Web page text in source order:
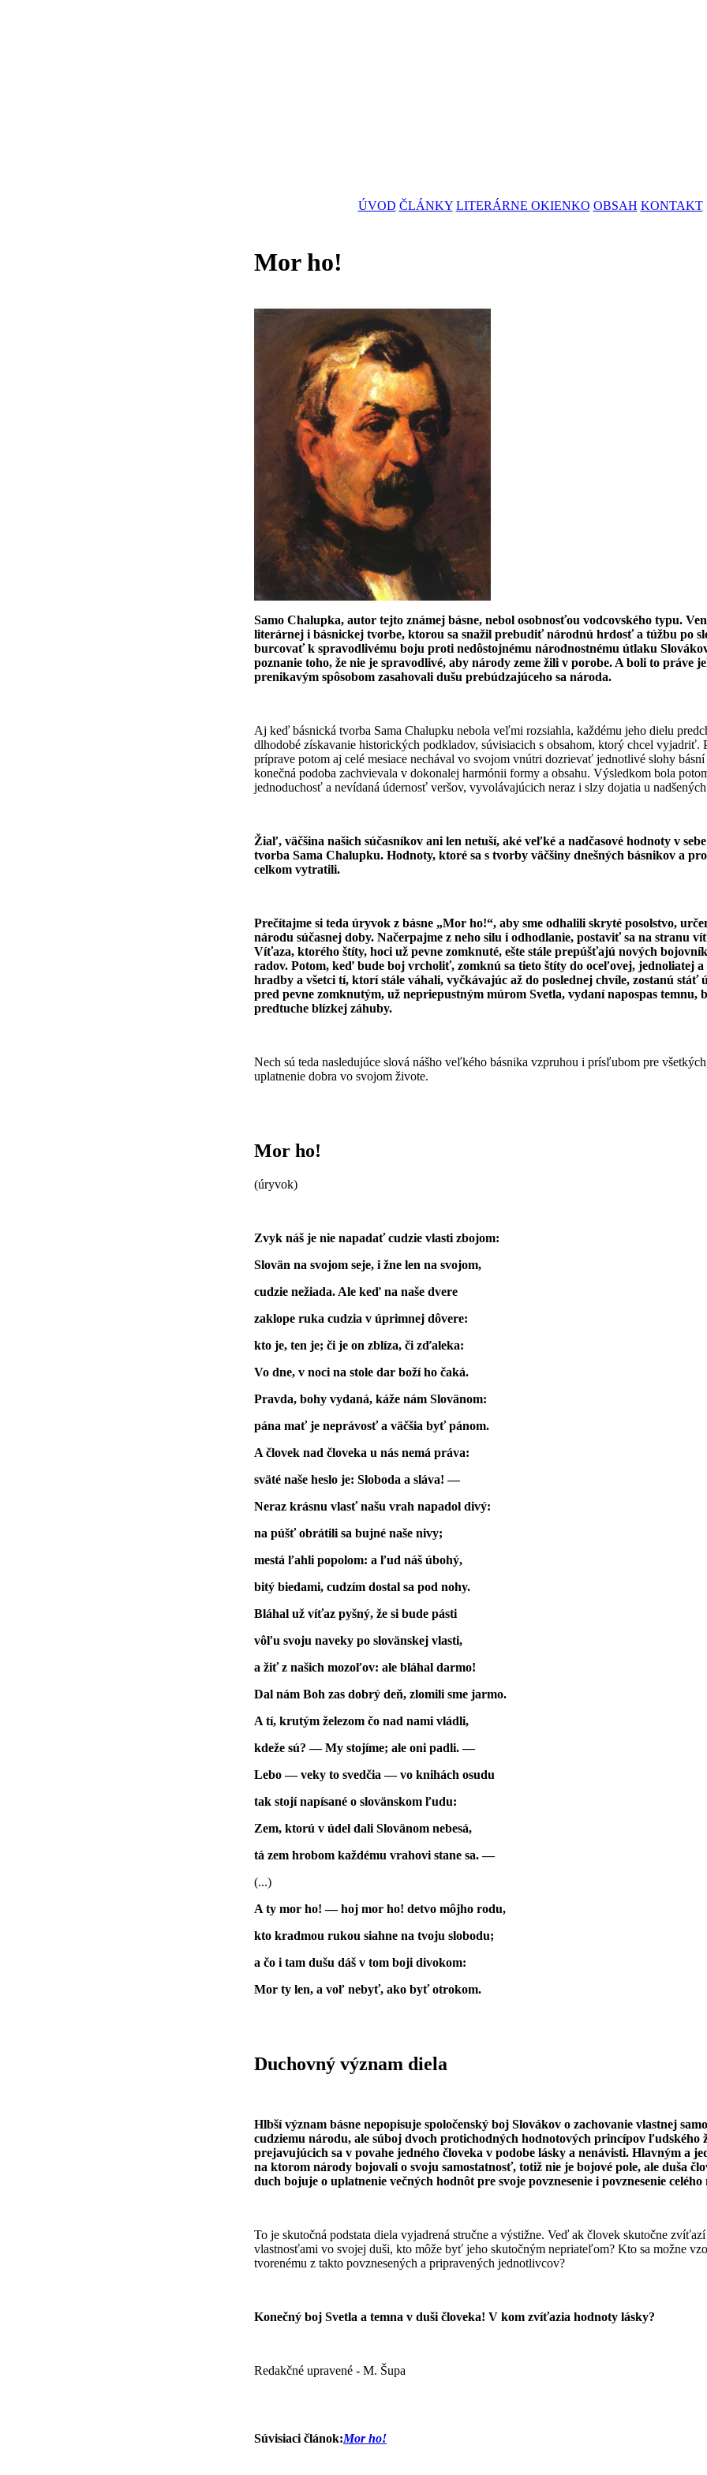
ÚVOD ČLÁNKY LITERÁRNE OKIENKO OBSAH KONTAKT
Mor ho!
Samo Chalupka, autor tejto známej básne, nebol osobnosťou vodcovského typu.
literárnej i básnickej tvorbe, ktorou sa snažil prebudiť národnú hrdosť a túžbu po
burcovať k spravodlivému boju proti nedôstojnému národnostnému útlaku
poznanie toho, že nie je spravodlivé, aby národy zeme žili v porobe. A boli to práve
prenikavým spôsobom zasahovali dušu prebúdzajúceho sa národa.
Aj keď básnická tvorba Sama Chalupku nebola veľmi rozsiahla, každému jeho dielu
dlhodobé získavanie historických podkladov, súvisiacich s obsahom, ktorý chcel vyjadriť.
príprave potom aj celé mesiace nechával vo svojom vnútri dozrievať jednotlivé slohy básní
konečná podoba zachvievala v dokonalej harmónii formy a obsahu. Výsledkom bola
jednoduchosť a nevídaná údernosť veršov, vyvolávajúcich neraz i slzy dojatia u
Žiaľ, väčšina našich súčasníkov ani len netuší, aké veľké a nadčasové hodnoty v
tvorba Sama Chalupku. Hodnoty, ktoré sa s tvorby väčšiny dnešných básnikov a
celkom vytratili.
Prečítajme si teda úryvok z básne „Mor ho!“, aby sme odhalili skryté posolstvo,
národu súčasnej doby. Načerpajme z neho silu i odhodlanie, postaviť sa na stranu
Víťaza, ktorého štíty, hoci už pevne zomknuté, ešte stále prepúšťajú nových
radov. Potom, keď bude boj vrcholiť, zomknú sa tieto štíty do oceľovej, jednoliatej
hradby a všetci tí, ktorí stále váhali, vyčkávajúc až do poslednej chvíle, zostanú stáť
pred pevne zomknutým, už nepriepustným múrom Svetla, vydaní napospas temnu,
predtuche blízkej záhuby.
Nech sú teda nasledujúce slová nášho veľkého básnika vzpruhou i prísľubom pre
uplatnenie dobra vo svojom živote.
Mor ho!
(úryvok)
Zvyk náš je nie napadať cudzie vlasti zbojom:
Slovän na svojom seje, i žne len na svojom,
cudzie nežiada. Ale keď na naše dvere
zaklope ruka cudzia v úprimnej dôvere:
kto je, ten je; či je on zblíza, či zďaleka:
Vo dne, v noci na stole dar boží ho čaká.
Pravda, bohy vydaná, káže nám Slovänom:
pána mať je neprávosť a väčšia byť pánom.
A človek nad človeka u nás nemá práva:
sväté naše heslo je: Sloboda a sláva! —
Neraz krásnu vlasť našu vrah napadol divý:
na púšť obrátili sa bujné naše nivy;
mestá ľahli popolom: a ľud náš úbohý,
bitý biedami, cudzím dostal sa pod nohy.
Bláhal už víťaz pyšný, že si bude pásti
vôľu svoju naveky po slovänskej vlasti,
a žiť z našich mozoľov: ale bláhal darmo!
Dal nám Boh zas dobrý deň, zlomili sme jarmo.
A tí, krutým železom čo nad nami vládli,
kdeže sú? — My stojíme; ale oni padli. —
Lebo — veky to svedčia — vo knihách osudu
tak stojí napísané o slovänskom ľudu:
Zem, ktorú v údel dali Slovänom nebesá,
tá zem hrobom každému vrahovi stane sa. —
(...)
A ty mor ho! — hoj mor ho! detvo môjho rodu,
kto kradmou rukou siahne na tvoju slobodu;
a čo i tam dušu dáš v tom boji divokom:
Mor ty len, a voľ nebyť, ako byť otrokom.
Duchovný význam diela
Hlbší význam básne nepopisuje spoločenský boj Slovákov o zachovanie vlastnej
cudziemu národu, ale súboj dvoch protichodných hodnotových princípov ľudského
prejavujúcich sa v povahe jedného človeka v podobe lásky a nenávisti. Hlavným a
na ktorom národy bojovali o svoju samostatnosť, totiž nie je bojové pole, ale duša
duch bojuje o uplatnenie večných hodnôt pre svoje povznesenie i povznesenie celého
To je skutočná podstata diela vyjadrená stručne a výstižne. Veď ak človek skutočne
vlastnosťami vo svojej duši, kto môže byť jeho skutočným nepriateľom? Kto sa možne
tvorenému z takto povznesených a pripravených jednotlivcov?
Konečný boj Svetla a temna v duši človeka! V kom zvíťazia hodnoty lásky?
Redakčné upravené - M. Šupa
Súvisiaci článok:Mor ho!